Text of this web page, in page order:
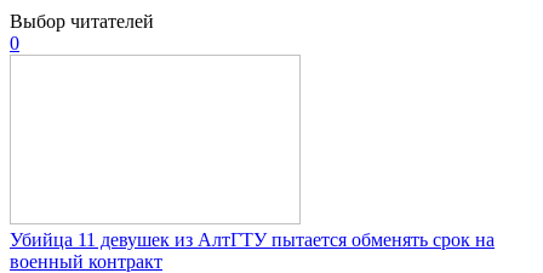
Выбор читателей
0
Убийца 11 девушек из АлтГТУ пытается обменять срок на
военный контракт